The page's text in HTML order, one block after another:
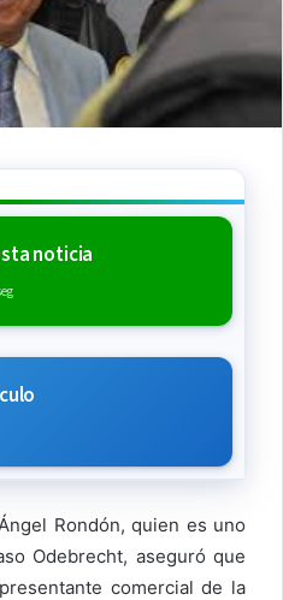
noticia
Rondón, quien es uno
Odebrecht, aseguró que
comercial de la